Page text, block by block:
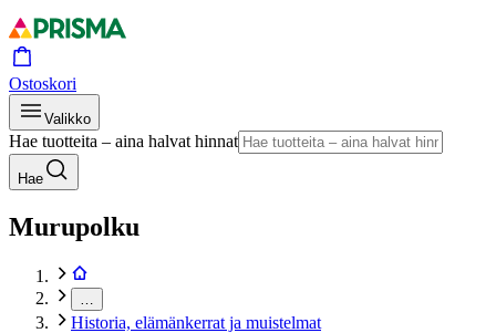
Ostoskori
Valikko
Hae tuotteita – aina halvat hinnat
Hae
Murupolku
Historia, elämänkerrat ja muistelmat